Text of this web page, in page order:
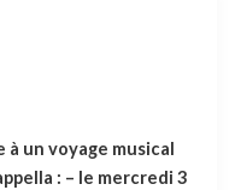
un voyage musical
: – le mercredi 3